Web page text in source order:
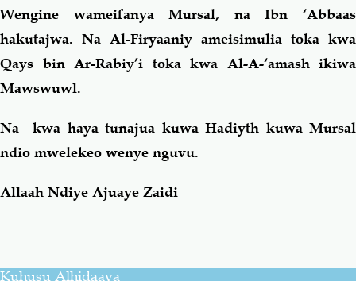
Wengine wameifanya Mursal, na Ibn ‘Abbaas
hakutajwa. Na Al-Firyaaniy ameisimulia toka kwa
Qays bin Ar-Rabiy’i toka kwa Al-A-‘amash ikiwa
Mawswuwl.
Na kwa haya tunajua kuwa Hadiyth kuwa Mursal
ndio mwelekeo wenye nguvu.
Allaah Ndiye Ajuaye Zaidi
Kuhusu Alhidaaya